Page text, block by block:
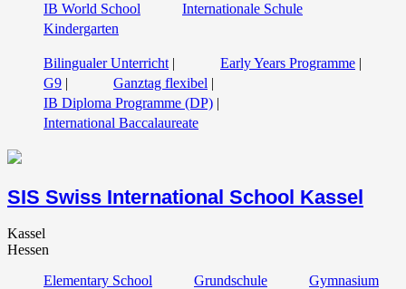
IB World School
Internationale Schule
Kindergarten
Bilingualer Unterricht | Early Years Programme |
G9 | Ganztag flexibel |
IB Diploma Programme (DP) |
International Baccalaureate
SIS Swiss International School Kassel
Kassel
Hessen
Elementary School
Grundschule
Gymnasium